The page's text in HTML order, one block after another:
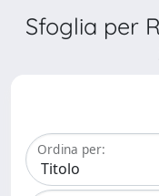
Sfoglia per
Ordina per: